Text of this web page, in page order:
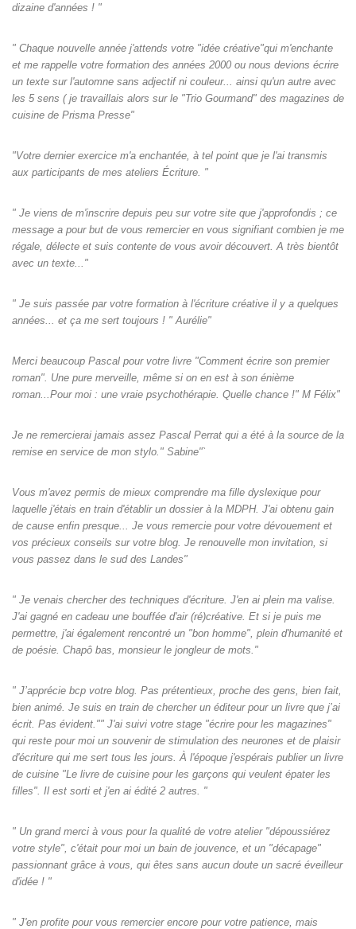
dizaine d'années ! "
" Chaque nouvelle année j'attends votre "idée créative"qui m'enchante
et me rappelle votre formation des années 2000 ou nous devions écrire
un texte sur l'automne sans adjectif ni couleur... ainsi qu'un autre avec
les 5 sens ( je travaillais alors sur le "Trio Gourmand" des magazines de
cuisine de Prisma Presse"
"Votre dernier exercice m'a enchantée, à tel point que je l'ai transmis
aux participants de mes ateliers Écriture. "
" Je viens de m'inscrire depuis peu sur votre site que j'approfondis ; ce
message a pour but de vous remercier en vous signifiant combien je me
régale, délecte et suis contente de vous avoir découvert. A très bientôt
avec un texte..."
" Je suis passée par votre formation à l'écriture créative il y a quelques
années... et ça me sert toujours ! " Aurélie"
Merci beaucoup Pascal pour votre livre "Comment écrire son premier
roman". Une pure merveille, même si on en est à son énième
roman...Pour moi : une vraie psychothérapie. Quelle chance !" M Félix"
Je ne remercierai jamais assez Pascal Perrat qui a été à la source de la
remise en service de mon stylo." Sabine"`
Vous m'avez permis de mieux comprendre ma fille dyslexique pour
laquelle j'étais en train d'établir un dossier à la MDPH. J'ai obtenu gain
de cause enfin presque... Je vous remercie pour votre dévouement et
vos précieux conseils sur votre blog. Je renouvelle mon invitation, si
vous passez dans le sud des Landes"
" Je venais chercher des techniques d'écriture. J'en ai plein ma valise.
J'ai gagné en cadeau une bouffée d'air (ré)créative. Et si je puis me
permettre, j'ai également rencontré un "bon homme", plein d'humanité et
de poésie. Chapô bas, monsieur le jongleur de mots."
" J’apprécie bcp votre blog. Pas prétentieux, proche des gens, bien fait,
bien animé. Je suis en train de chercher un éditeur pour un livre que j’ai
écrit. Pas évident."" J'ai suivi votre stage "écrire pour les magazines"
qui reste pour moi un souvenir de stimulation des neurones et de plaisir
d'écriture qui me sert tous les jours. À l'époque j'espérais publier un livre
de cuisine "Le livre de cuisine pour les garçons qui veulent épater les
filles". Il est sorti et j'en ai édité 2 autres. "
" Un grand merci à vous pour la qualité de votre atelier "dépoussiérez
votre style", c'était pour moi un bain de jouvence, et un "décapage"
passionnant grâce à vous, qui êtes sans aucun doute un sacré éveilleur
d'idée ! "
" J'en profite pour vous remercier encore pour votre patience, mais